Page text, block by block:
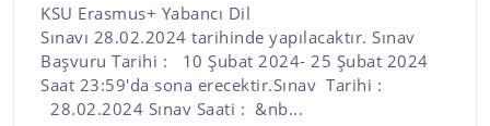
KSU Erasmus+ Yabancı Dil
Sınavı 28.02.2024 tarihinde yapılacaktır. Sınav
Başvuru Tarihi : 10 Şubat 2024- 25 Şubat 2024
Saat 23:59'da sona erecektir.Sınav Tarihi :
28.02.2024 Sınav Saati : &nb...